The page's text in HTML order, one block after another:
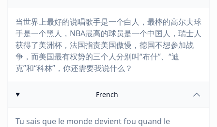
当世界上最好的说唱歌手是一个白人，最棒的高尔夫球
手是一个黑人，NBA最高的球员是一个中国人，瑞士人
获得了美洲杯，法国指责美国傲慢，德国不想参加战
争，而美国最有权势的三个人分别叫“布什”、“迪
克”和“科林”，你还需要我说什么？
French
Tu sais que le monde devient fou quand le